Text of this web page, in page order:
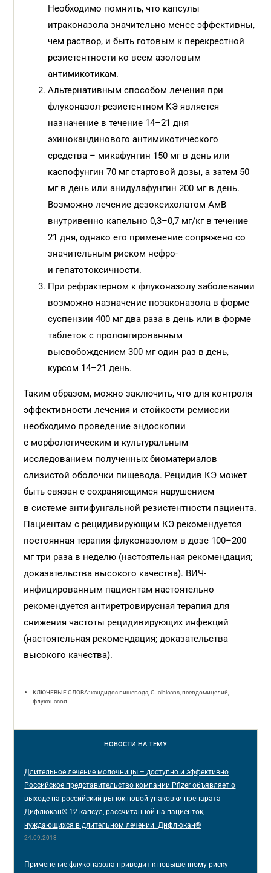
Необходимо помнить, что капсулы
итраконазола значительно менее эффективны,
чем раствор, и быть готовым к перекрестной
резистентности ко всем азоловым
антимикотикам.
Альтернативным способом лечения при
флуконазол-резистентном КЭ является
назначение в течение 14–21 дня
эхинокандинового антимикотического
средства – микафунгин 150 мг в день или
каспофунгин 70 мг стартовой дозы, а затем 50
мг в день или анидулафунгин 200 мг в день.
Возможно лечение дезоксихолатом АмВ
внутривенно капельно 0,3–0,7 мг/кг в течение
21 дня, однако его применение сопряжено со
значительным риском нефро-
и гепатотоксичности.
При рефрактерном к флуконазолу заболевании
возможно назначение позаконазола в форме
суспензии 400 мг два раза в день или в форме
таблеток с пролонгированным
высвобождением 300 мг один раз в день,
курсом 14–21 день.
Таким образом, можно заключить, что для контроля
эффективности лечения и стойкости ремиссии
необходимо проведение эндоскопии
с морфологическим и культуральным
исследованием полученных биоматериалов
слизистой оболочки пищевода. Рецидив КЭ может
быть связан с сохраняющимся нарушением
в системе антифунгальной резистентности пациента.
Пациентам с рецидивирующим КЭ рекомендуется
постоянная терапия флуконазолом в дозе 100–200
мг три раза в неделю (настоятельная рекомендация;
доказательства высокого качества). ВИЧ-
инфицированным пациентам настоятельно
рекомендуется антиретровирусная терапия для
снижения частоты рецидивирующих инфекций
(настоятельная рекомендация; доказательства
высокого качества).
КЛЮЧЕВЫЕ СЛОВА: кандидоз пищевода, C. albicans, псевдомицелий,
флуконазол
НОВОСТИ НА ТЕМУ
Длительное лечение молочницы – доступно и эффективно
Российское представительство компании Pfizer объявляет о
выходе на российский рынок новой упаковки препарата
Дифлюкан® 12 капсул, рассчитанной на пациенток,
нуждающихся в длительном лечении. Дифлюкан®
24.09.2013
Применение флуконазола приводит к повышенному риску